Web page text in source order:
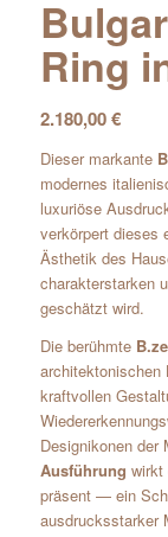
Ring
2.180,00€
Dieser markante
modernes
luxuriöse
verkörpert dieses
Ästhetik des
charakterstarken
geschätzt wird.
Die berühmte
architektonischen
kraftvollen
Designikonen der
Ausführung wirkt
präsent — ein
ausdrucksstarker